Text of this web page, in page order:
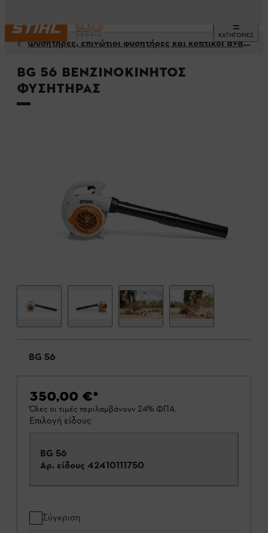
ΚΑΤΗΓΟΡΙΕΣ
Φυσητήρες, επινώτιοι φυσητήρες και κοπτικοί αναρροφητήρες
BG 56 Βενζινοκίνητος
φυσητήρας
BG 56
350,00 €*
Όλες οι τιμές περιλαμβάνουν 24% ΦΠΑ.
Επιλογή είδους
BG 56
Αρ. είδους 42410111750
Σύγκριση